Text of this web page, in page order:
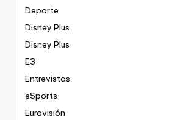
Deporte
Disney Plus
Disney Plus
E3
Entrevistas
eSports
Eurovisión